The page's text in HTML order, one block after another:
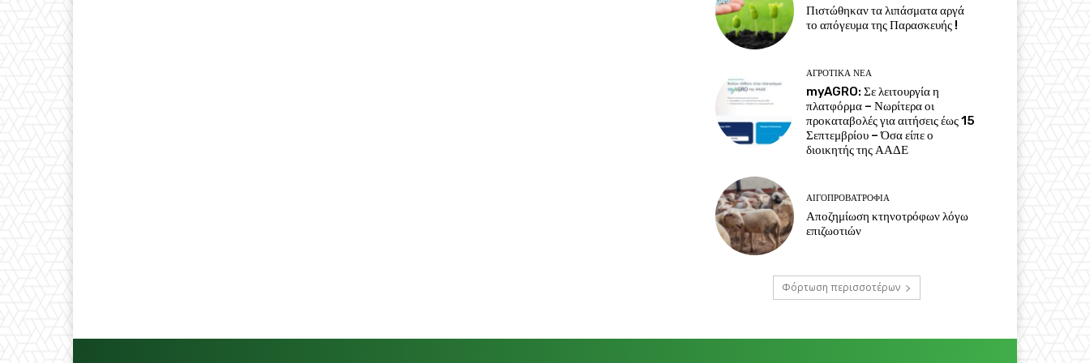
Πιστώθηκαν τα λιπάσματα αργά
το απόγευμα της Παρασκευής !
ΑΓΡΟΤΙΚΆ ΝΈΑ
myAGRO: Σε λειτουργία η
πλατφόρμα – Νωρίτερα οι
προκαταβολές για αιτήσεις έως 15
Σεπτεμβρίου – Όσα είπε ο
διοικητής της ΑΑΔΕ
ΑΙΓΟΠΡΟΒΑΤΡΟΦΊΑ
Αποζημίωση κτηνοτρόφων λόγω
επιζωοτιών
Φόρτωση περισσοτέρων